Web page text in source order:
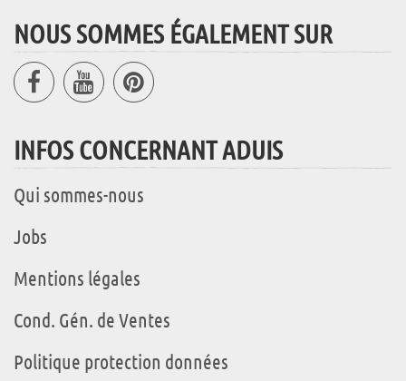
NOUS SOMMES ÉGALEMENT SUR
INFOS CONCERNANT ADUIS
Qui sommes-nous
Jobs
Mentions légales
Cond. Gén. de Ventes
Politique protection données